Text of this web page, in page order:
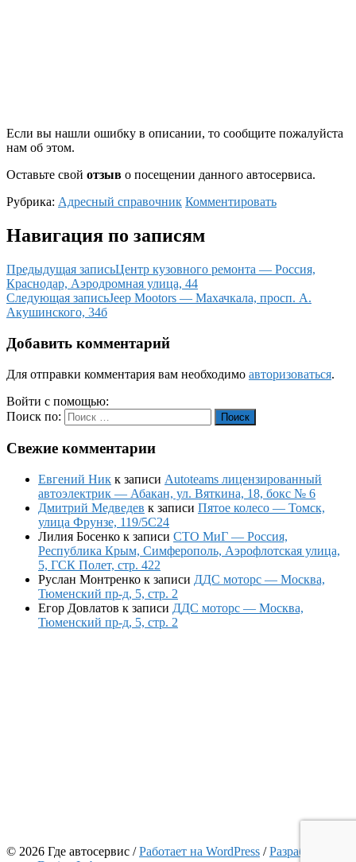
Если вы нашли ошибку в описании, то сообщите пожалуйста
нам об этом.
Оставьте свой отзыв о посещении данного автосервиса.
Рубрика: Адресный справочник Комментировать
Навигация по записям
Предыдущая записьЦентр кузовного ремонта — Россия,
Краснодар, Аэродромная улица, 44
Следующая записьJeep Mootors — Махачкала, просп. А.
Акушинского, 34б
Добавить комментарий
Для отправки комментария вам необходимо авторизоваться.
Войти с помощью:
Поиск по:
Поиск
Свежие комментарии
Евгений Ник к записи Autoteams лицензированный
автоэлектрик — Абакан, ул. Вяткина, 18, бокс № 6
Дмитрий Медведев к записи Пятое колесо — Томск,
улица Фрунзе, 119/5С24
Лилия Босенко к записи СТО МиГ — Россия,
Республика Крым, Симферополь, Аэрофлотская улица,
5, ГСК Полет, стр. 422
Руслан Монтренко к записи ДДС моторс — Москва,
Тюменский пр-д, 5, стр. 2
Егор Довлатов к записи ДДС моторс — Москва,
Тюменский пр-д, 5, стр. 2
© 2026 Где автосервис / Работает на WordPress / Разработчик